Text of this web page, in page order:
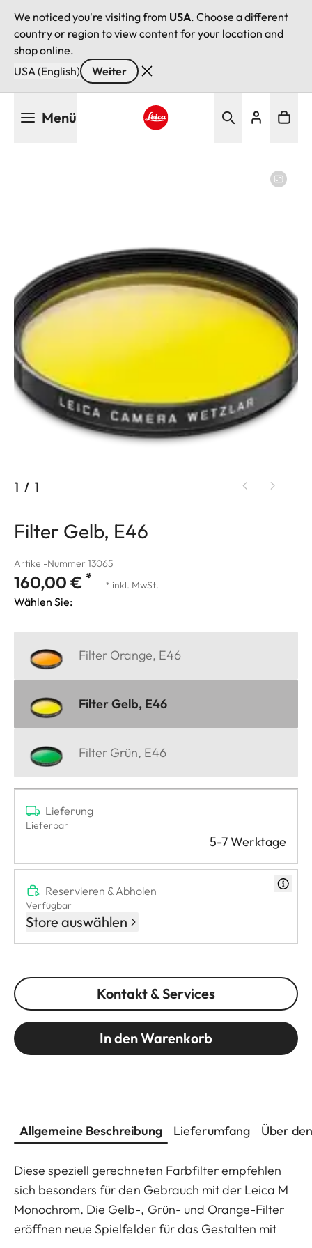
We noticed you're visiting from USA. Choose a different
country or region to view content for your location and
shop online.
USA (English)
Weiter
Menü
1 / 1
Filter Gelb, E46
Artikel-Nummer 13065
160,00 € * * inkl. MwSt.
Wählen Sie:
Filter Orange, E46
Filter Gelb, E46
Filter Grün, E46
Lieferung
Lieferbar
5-7 Werktage
Reservieren & Abholen
Verfügbar
Store auswählen
Kontakt & Services
In den Warenkorb
Allgemeine Beschreibung Lieferumfang Über
Diese speziell gerechneten Farbfilter empfehlen
sich besonders für den Gebrauch mit der Leica M
Monochrom. Die Gelb-, Grün- und Orange-Filter
eröffnen neue Spielfelder für das Gestalten mit